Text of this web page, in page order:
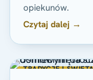
opiekunów.
Czytaj dalej →
TRADYCJE I